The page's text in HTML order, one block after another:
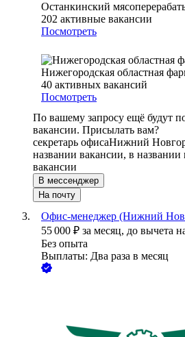
Останкинский
202 активные вакансии
Посмотреть
Нижегородская областная
40 активных вакансий
Посмотреть
По вашему запросу ещё будут
вакансии. Присылать вам?
секретарь офисаНижний
названии вакансии, в
вакансии
В мессенджер
На почту
Офис-менеджер (Нижний
55 000 ₽ за месяц, до вычета
Без опыта
Выплаты: Два раза в месяц